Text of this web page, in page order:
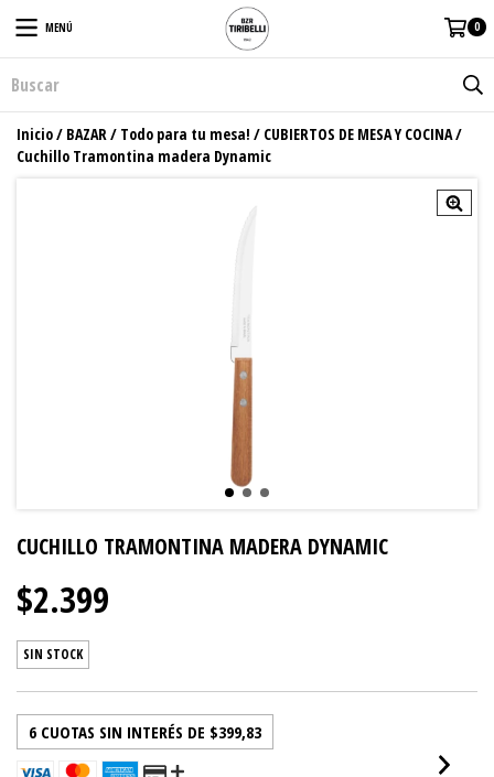
MENÚ 0
Inicio/ BAZAR/ Todo para tu mesa! / CUBIERTOS DE MESA Y COCINA/
Cuchillo Tramontina madera Dynamic
CUCHILLO TRAMONTINA MADERA DYNAMIC
$2.399
SIN STOCK
6 CUOTAS SIN INTERÉS DE $399,83